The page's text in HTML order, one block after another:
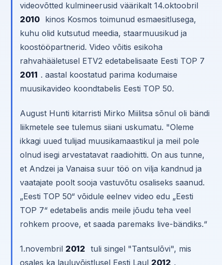
videovõtted kulmineerusid väärikalt 14.oktoobril
2010 kinos Kosmos toimunud esmaesitlusega,
kuhu olid kutsutud meedia, staarmuusikud ja
koostööpartnerid. Video võitis esikoha
rahvahääletusel ETV2 edetabelisaate Eesti TOP 7
2011 . aastal koostatud parima kodumaise
muusikavideo koondtabelis Eesti TOP 50.
August Hunti kitarristi Mirko Miilitsa sõnul oli bändi
liikmetele see tulemus siiani uskumatu. "Oleme
ikkagi uued tulijad muusikamaastikul ja meil pole
olnud isegi arvestatavat raadiohitti. On aus tunne,
et Andzei ja Vanaisa suur töö on vilja kandnud ja
vaatajate poolt sooja vastuvõtu osaliseks saanud.
„Eesti TOP 50“ võidule eelnev video edu „Eesti
TOP 7“ edetabelis andis meile jõudu teha veel
rohkem proove, et saada paremaks live-bändiks.“
1.novembril 2012 tuli singel "Tantsulõvi", mis
osales ka lauluvõistlusel Eesti Laul 2012 .